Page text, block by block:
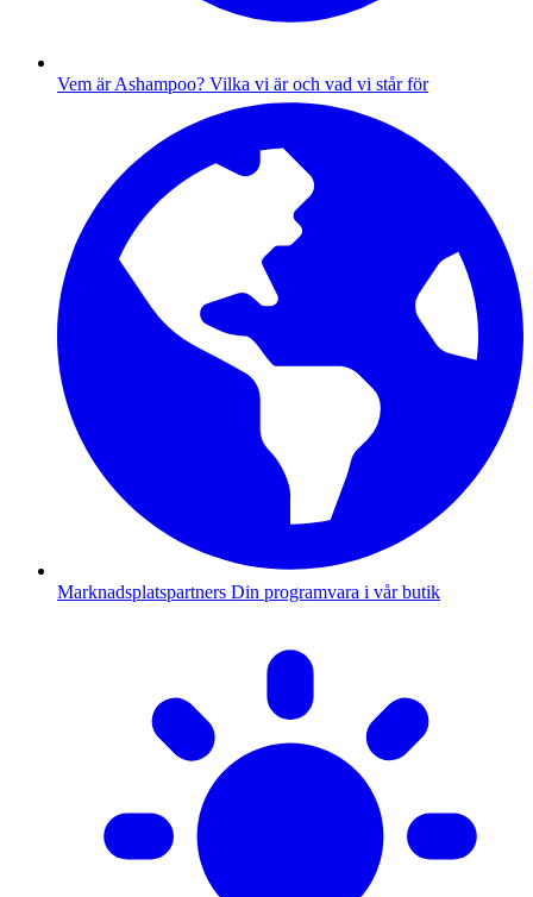
Vem är Ashampoo? Vilka vi är och vad vi står för
Marknadsplatspartners Din programvara i vår butik